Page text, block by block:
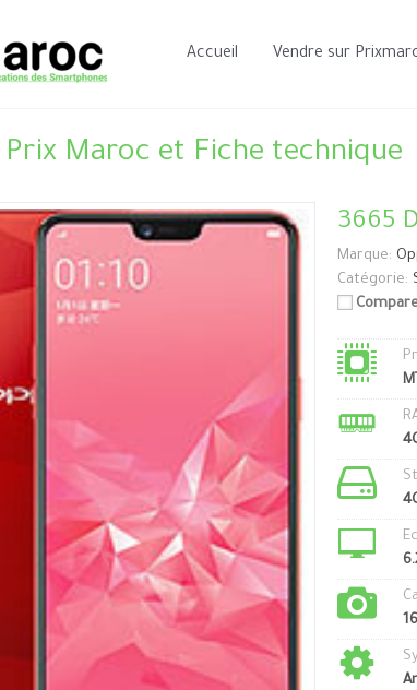
Accueil Vendre sur
Prix Maroc et Fiche technique
3665
Marque:
Catégorie: